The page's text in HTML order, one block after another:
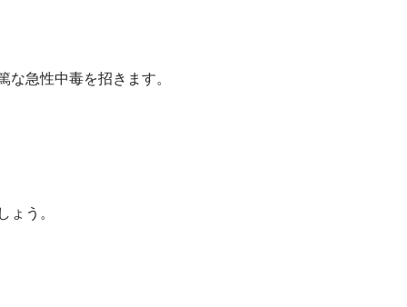
急性中毒を招きます。
ょう。